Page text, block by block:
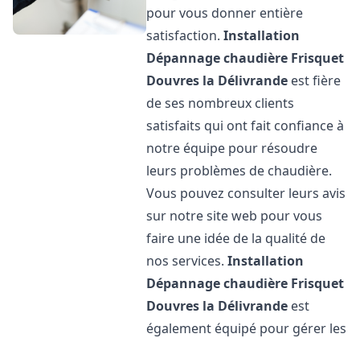
pour vous donner entière
satisfaction.Installation
Dépannage chaudière Frisquet
Douvres la Délivrande est fière
de ses nombreux clients
satisfaits qui ont fait confiance à
notre équipe pour résoudre
leurs problèmes de chaudière.
Vous pouvez consulter leurs avis
sur notre site web pour vous
faire une idée de la qualité de
nos services.Installation
Dépannage chaudière Frisquet
Douvres la Délivrande est
également équipé pour gérer les